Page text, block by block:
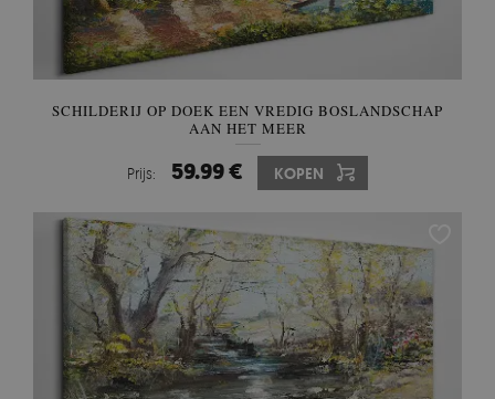
SCHILDERIJ OP DOEK EEN VREDIG BOSLANDSCHAP
AAN HET MEER
Prijs: 59.99 € KOPEN